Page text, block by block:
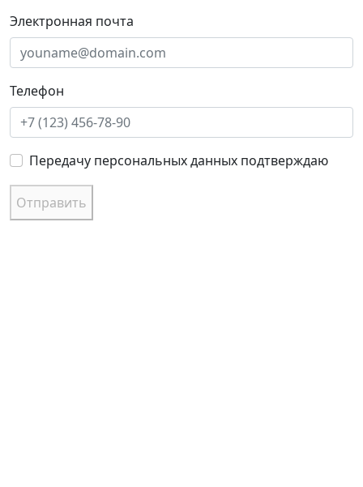
Электронная почта
Телефон
Передачу персональных данных подтверждаю
Отправить